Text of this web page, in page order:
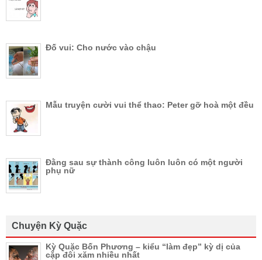
Đố vui: Cho nước vào chậu
Mẫu truyện cười vui thể thao: Peter gỡ hoà một đều
Đằng sau sự thành công luôn luôn có một người
phụ nữ
Chuyện Kỳ Quặc
Kỳ Quặc Bốn Phương – kiểu “làm đẹp” kỳ dị của
cặp đôi xăm nhiều nhất